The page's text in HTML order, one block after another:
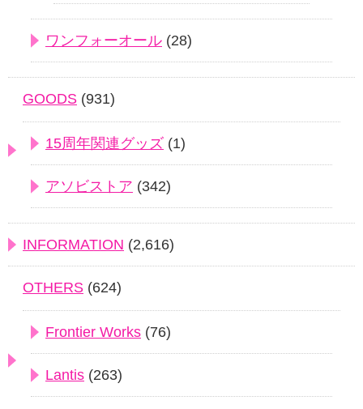
ワンフォーオール (28)
GOODS (931)
15周年関連グッズ (1)
アソビストア (342)
INFORMATION (2,616)
OTHERS (624)
Frontier Works (76)
Lantis (263)